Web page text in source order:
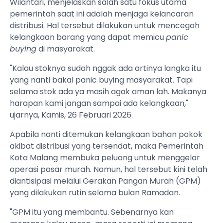
Wilantari, menjelaskan salah satu fokus utama
pemerintah saat ini adalah menjaga kelancaran
distribusi. Hal tersebut dilakukan untuk mencegah
kelangkaan barang yang dapat memicupanic
buyingdi masyarakat.
"Kalau stoknya sudah nggak ada artinya langka itu
yang nanti bakal panic buying masyarakat. Tapi
selama stok ada ya masih agak aman lah. Makanya
harapan kami jangan sampai ada kelangkaan,"
ujarnya, Kamis, 26 Februari 2026.
Apabila nanti ditemukan kelangkaan bahan pokok
akibat distribusi yang tersendat, maka Pemerintah
Kota Malang membuka peluang untuk menggelar
operasi pasar murah. Namun, hal tersebut kini telah
diantisipasi melalui Gerakan Pangan Murah (GPM)
yang dilakukan rutin selama bulan Ramadan.
"GPM itu yang membantu. Sebenarnya kan